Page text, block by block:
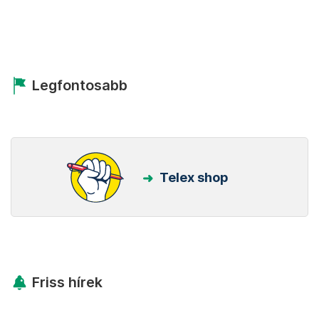
Legfontosabb
Telex shop
Friss hírek